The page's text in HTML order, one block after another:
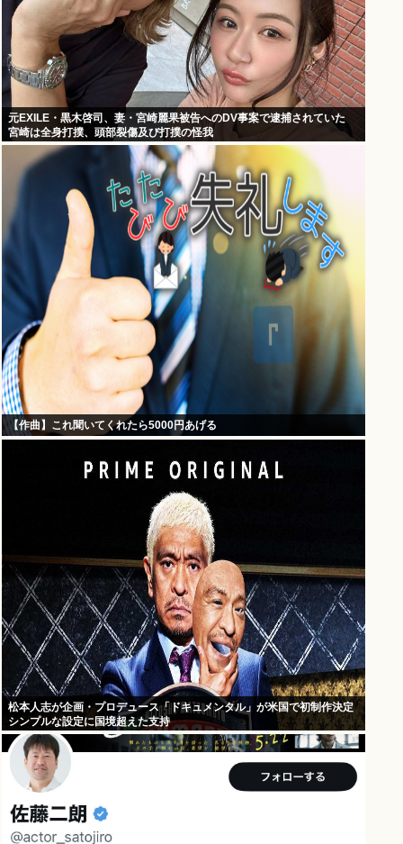
元EXILE・黒木啓司、妻・宮崎麗果被告へのDV事案で逮捕されていた
宮崎は全身打撲、頭部裂傷及び打撲の怪我
【作曲】これ聞いてくれたら5000円あげる
松本人志が企画・プロデュース「ドキュメンタル」が米国で初制作決定
シンプルな設定に国境超えた支持